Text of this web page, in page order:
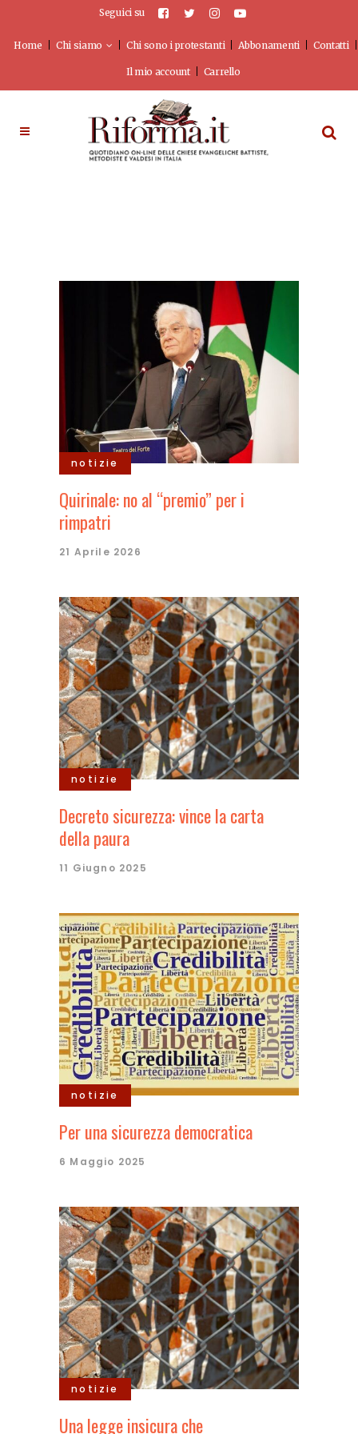
Seguici su
Home Chi siamo Chi sono i protestanti Abbonamenti Contatti
Il mio account Carrello
notizie
Quirinale: no al “premio” per i
rimpatri
21 Aprile 2026
notizie
Decreto sicurezza: vince la carta
della paura
11 Giugno 2025
notizie
Per una sicurezza democratica
6 Maggio 2025
notizie
Una legge insicura che